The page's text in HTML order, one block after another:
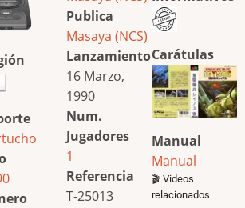
Publica
Masaya (NCS)
Lanzamiento
16 Marzo,
1990
Num.
Jugadores
1
Referencia
T-25013
Carátulas
Manual
Manual
🎬 Videos
relacionados